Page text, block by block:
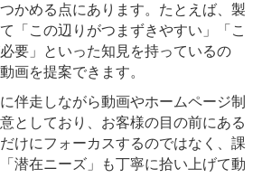
かめる点にあります。たとえば、製
「この辺りがつまずきやすい」「こ
要」といった知見を持っているの
画を提案できます。
伴走しながら動画やホームページ制
としており、お客様の目の前にある
けにフォーカスするのではなく、課
潜在ニーズ」も丁寧に拾い上げて動